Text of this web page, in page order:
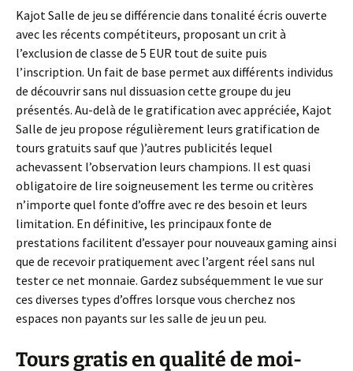
Kajot Salle de jeu se différencie dans tonalité écris ouverte
avec les récents compétiteurs, proposant un crit à
l’exclusion de classe de 5 EUR tout de suite puis
l’inscription. Un fait de base permet aux différents individus
de découvrir sans nul dissuasion cette groupe du jeu
présentés. Au-delà de le gratification avec appréciée, Kajot
Salle de jeu propose régulièrement leurs gratification de
tours gratuits sauf que )’autres publicités lequel
achevassent l’observation leurs champions. Il est quasi
obligatoire de lire soigneusement les terme ou critères
n’importe quel fonte d’offre avec re des besoin et leurs
limitation. En définitive, les principaux fonte de
prestations facilitent d’essayer pour nouveaux gaming ainsi
que de recevoir pratiquement avec l’argent réel sans nul
tester ce net monnaie. Gardez subséquemment le vue sur
ces diverses types d’offres lorsque vous cherchez nos
espaces non payants sur les salle de jeu un peu.
Tours gratis en qualité de moi-